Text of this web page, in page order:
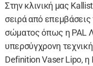
Στην κλινική μας
σειρά από επεμβάσεις
σώματος όπως η PAL
υπερσύγχρονη
Definition Vaser Lipo, η